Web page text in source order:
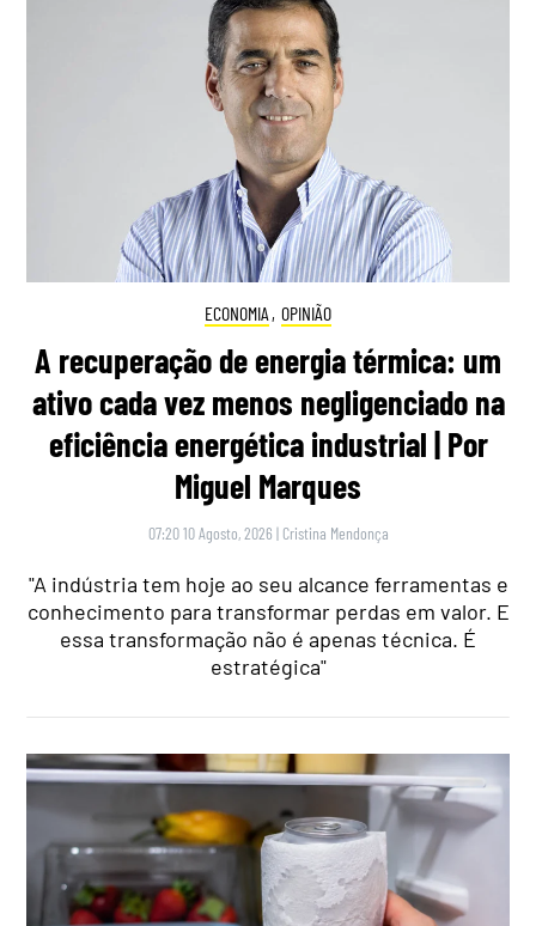
ECONOMIA , OPINIÃO
A recuperação de energia térmica: um
ativo cada vez menos negligenciado na
eficiência energética industrial | Por
Miguel Marques
07:20 10 Agosto, 2026 | Cristina Mendonça
"A indústria tem hoje ao seu alcance ferramentas e
conhecimento para transformar perdas em valor. E
essa transformação não é apenas técnica. É
estratégica"